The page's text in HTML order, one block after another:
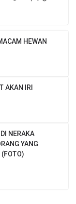
HEWAN
AKAN IRI
NERAKA
YANG
(FOTO)